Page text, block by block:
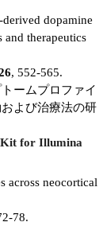
dopamine
and therapeutics
, 552-565.
ームプロファイ
よび治療法の研
for Illumina
across neocortical
78.